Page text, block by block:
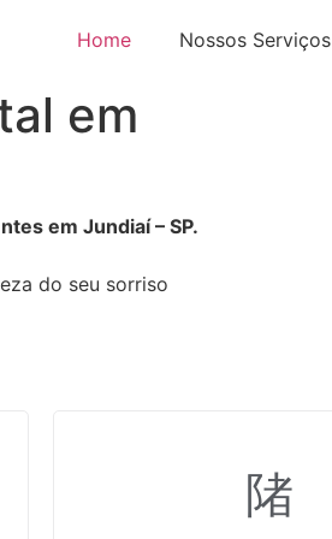
Home Nossos Serviços
em
em Jundiaí – SP.
do seu sorriso